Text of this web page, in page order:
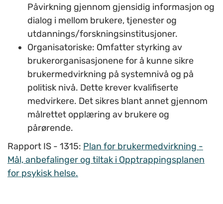
Påvirkning gjennom gjensidig informasjon og
dialog i mellom brukere, tjenester og
utdannings/forskningsinstitusjoner.
Organisatoriske: Omfatter styrking av
brukerorganisasjonene for å kunne sikre
brukermedvirkning på systemnivå og på
politisk nivå. Dette krever kvalifiserte
medvirkere. Det sikres blant annet gjennom
målrettet opplæring av brukere og
pårørende.
Rapport IS - 1315: Plan for brukermedvirkning -
Mål, anbefalinger og tiltak i Opptrappingsplanen
for psykisk helse.